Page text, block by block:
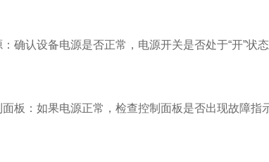
认设备电源是否正常，电源开关是否处于“开”状态
：如果电源正常，检查控制面板是否出现故障指